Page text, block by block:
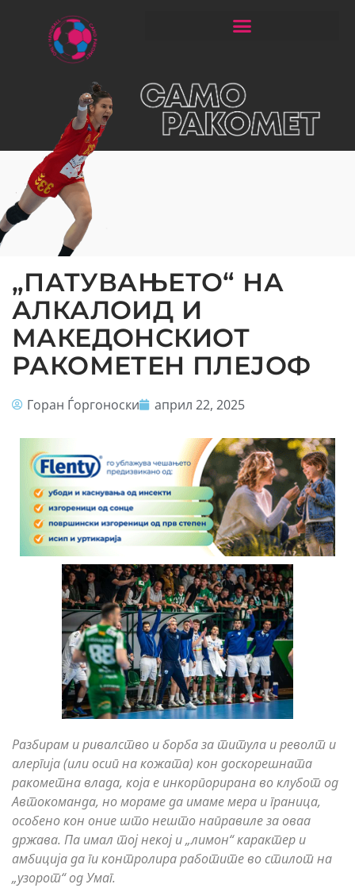
„ПАТУВАЊЕТО“ НА
АЛКАЛОИД И
МАКЕДОНСКИОТ
РАКОМЕТЕН ПЛЕЈОФ
Горан Ѓоргоноски април 22, 2025
Разбирам и ривалство и борба за титула и револт и
алергија (или осип на кожата) кон доскорешната
ракометна влада, која е инкорпорирана во клубот од
Автокоманда, но мораме да имаме мера и граница,
особено кон оние што нешто направиле за оваа
држава. Па имал тој некој и „лимон“ карактер и
амбиција да ги контролира работите во стилот на
„узорот“ од Умаг.